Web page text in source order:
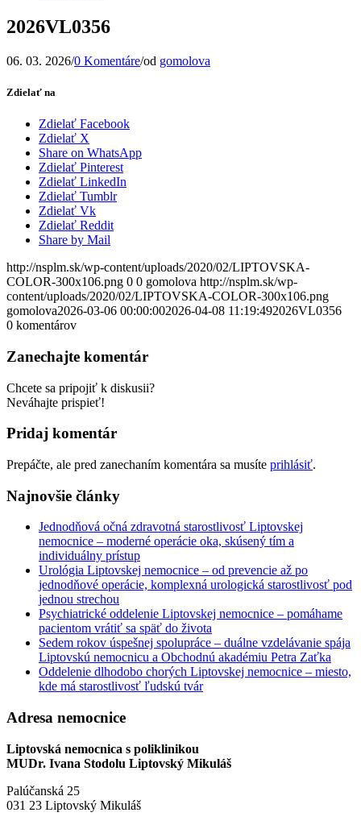
2026VL0356
06. 03. 2026/0 Komentáre/od gomolova
Zdielať na
Zdielať Facebook
Zdielať X
Share on WhatsApp
Zdielať Pinterest
Zdielať LinkedIn
Zdielať Tumblr
Zdielať Vk
Zdielať Reddit
Share by Mail
http://nsplm.sk/wp-content/uploads/2020/02/LIPTOVSKA-
COLOR-300x106.png 0 0 gomolova http://nsplm.sk/wp-
content/uploads/2020/02/LIPTOVSKA-COLOR-300x106.png
gomolova2026-03-06 00:00:002026-04-08 11:19:492026VL0356
0 komentárov
Zanechajte komentár
Chcete sa pripojiť k diskusii?
Neváhajte prispieť!
Pridaj komentár
Prepáčte, ale pred zanechaním komentára sa musíte prihlásiť.
Najnovšie články
Jednodňová očná zdravotná starostlivosť Liptovskej
nemocnice – moderné operácie oka, skúsený tím a
individuálny prístup
Urológia Liptovskej nemocnice – od prevencie až po
jednodňové operácie, komplexná urologická starostlivosť pod
jednou strechou
Psychiatrické oddelenie Liptovskej nemocnice – pomáhame
pacientom vrátiť sa späť do života
Sedem rokov úspešnej spolupráce – duálne vzdelávanie spája
Liptovskú nemocnicu a Obchodnú akadémiu Petra Zaťka
Oddelenie dlhodobo chorých Liptovskej nemocnice – miesto,
kde má starostlivosť ľudskú tvár
Adresa nemocnice
Liptovská nemocnica s poliklinikou
MUDr. Ivana Stodolu Liptovský Mikuláš
Palúčanská 25
031 23 Liptovský Mikuláš